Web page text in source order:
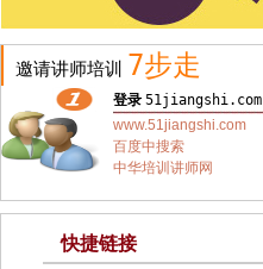
邀请讲师培训 7步走
登录 51jiangshi.com
www.51jiangshi.com
百度中搜索
中华培训讲师网
快捷链接